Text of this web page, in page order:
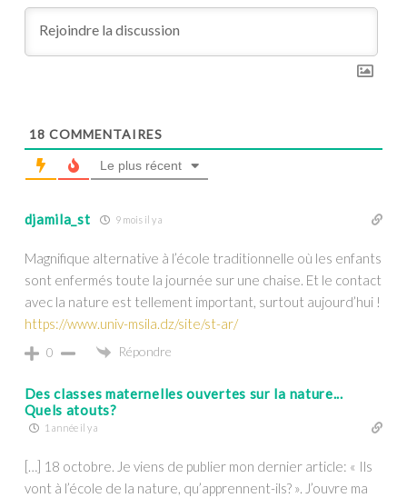
18 COMMENTAIRES
Le plus récent
djamila_st 9 mois il y a
Magnifique alternative à l’école traditionnelle où les enfants
sont enfermés toute la journée sur une chaise. Et le contact
avec la nature est tellement important, surtout aujourd’hui !
https://www.univ-msila.dz/site/st-ar/
0 Répondre
Des classes maternelles ouvertes sur la nature...
Quels atouts?
1 année il y a
[…] 18 octobre. Je viens de publier mon dernier article: « Ils
vont à l’école de la nature, qu’apprennent-ils? ». J’ouvre ma